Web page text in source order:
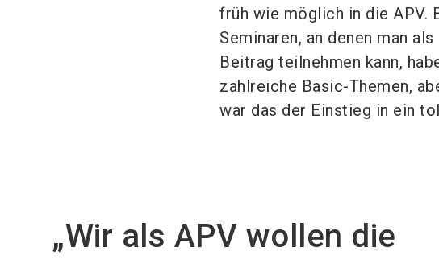
früh wie möglich in die APV.
Seminaren, an denen man
Beitrag teilnehmen kann,
zahlreiche Basic-Themen,
war das der Einstieg in ein
„Wir als APV wollen die